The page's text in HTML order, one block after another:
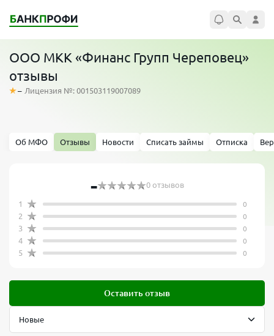
ООО МКК «Финанс Групп Череповец»
отзывы
– Лицензия №: 001503119007089
Об МФО Отзывы Новости Списать займы Отписка
- 0 отзывов
1 0
2 0
3 0
4 0
5 0
Оставить отзыв